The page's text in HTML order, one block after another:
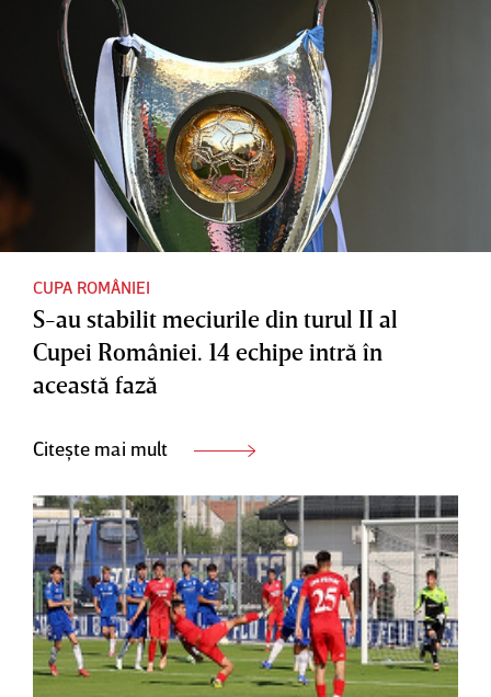
CUPA ROMÂNIEI
S-au stabilit meciurile din turul II al
Cupei României. 14 echipe intră în
această fază
Citește mai mult